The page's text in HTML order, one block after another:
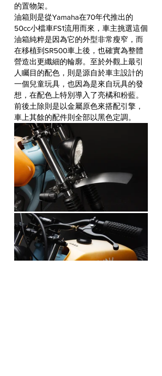
的置物架。
油箱則是從Yamaha在70年代推出的
50cc小檔車FS1流用而來，車主挑選這個
油箱純粹是因為它的外型非常瘦窄，而
在移植到SR500車上後，也確實為整體
營造出更纖細的輪廓。至於外觀上最引
人矚目的配色，則是源自於車主設計的
一個兒童玩具，也因為是來自玩具的發
想，在配色上特別導入了亮橘和粉藍。
前後土除則是以金屬原色來搭配引擎，
車上其餘的配件則全部以黑色定調。